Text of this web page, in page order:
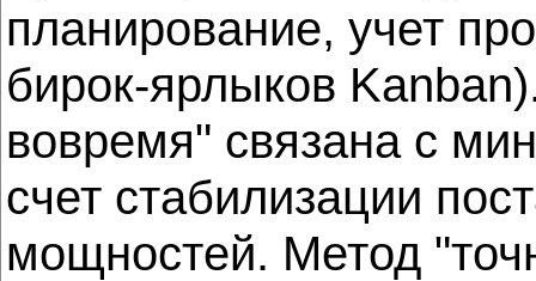
планирование, учет
бирок-ярлыков
вовремя" связана с
счет стабилизации
мощностей. Метод